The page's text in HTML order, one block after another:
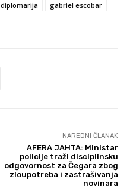
diplomarija
gabriel escobar
NAREDNI ČLANAK
AFERA JAHTA: Ministar
policije traži disciplinsku
odgovornost za Čegara zbog
zloupotreba i zastrašivanja
novinara